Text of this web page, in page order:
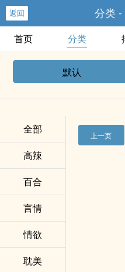
返回 分类 -
首页 分类
默认
全部
高辣
百合
言情
情欲
耽美
上一页